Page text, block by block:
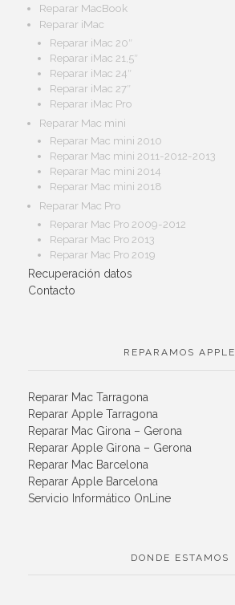
Reparar MacBook
Reparar iMac
Reparar iMac 20″
Reparar iMac 21,5″
Reparar iMac 24″
Reparar iMac 27″
Reparar iMac Pro
Reparar Mac mini
Reparar Mac mini 2010
Reparar Mac mini 2011-2012-2013
Reparar Mac mini 2014
Reparar Mac mini 2018
Reparar Mac Pro
Reparar Mac Pro 2009-2012
Reparar Mac Pro 2013
Reparar Mac Pro 2019
Recuperación datos
Contacto
REPARAMOS APPLE
Reparar Mac Tarragona
Reparar Apple Tarragona
Reparar Mac Girona – Gerona
Reparar Apple Girona – Gerona
Reparar Mac Barcelona
Reparar Apple Barcelona
Servicio Informático OnLine
DONDE ESTAMOS